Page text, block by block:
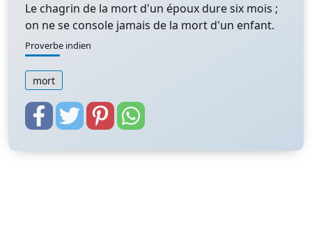
Le chagrin de la mort d'un époux dure six mois ;
on ne se console jamais de la mort d'un enfant.
Proverbe indien
mort